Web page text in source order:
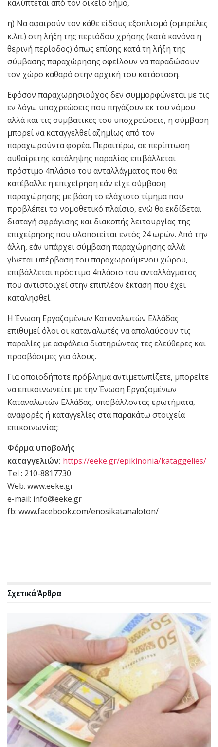
καλύπτεται από τον οικείο δήμο,
η) Να αφαιρούν τον κάθε είδους εξοπλισμό (ομπρέλες
κ.λπ.) στη λήξη της περιόδου χρήσης (κατά κανόνα η
θερινή περίοδος) όπως επίσης κατά τη λήξη της
σύμβασης παραχώρησης οφείλουν να παραδώσουν
τον χώρο καθαρό στην αρχική του κατάσταση.
Εφόσον παραχωρησιούχος δεν συμμορφώνεται με τις
εν λόγω υποχρεώσεις που πηγάζουν εκ του νόμου
αλλά και τις συμβατικές του υποχρεώσεις, η σύμβαση
μπορεί να καταγγελθεί αζημίως από τον
παραχωρούντα φορέα. Περαιτέρω, σε περίπτωση
αυθαίρετης κατάληψης παραλίας επιβάλλεται
πρόστιμο 4πλάσιο του ανταλλάγματος που θα
κατέβαλλε η επιχείρηση εάν είχε σύμβαση
παραχώρησης με βάση το ελάχιστο τίμημα που
προβλέπει το νομοθετικό πλαίσιο, ενώ θα εκδίδεται
διαταγή σφράγισης και διακοπής λειτουργίας της
επιχείρησης που υλοποιείται εντός 24 ωρών. Από την
άλλη, εάν υπάρχει σύμβαση παραχώρησης αλλά
γίνεται υπέρβαση του παραχωρούμενου χώρου,
επιβάλλεται πρόστιμο 4πλάσιο του ανταλλάγματος
που αντιστοιχεί στην επιπλέον έκταση που έχει
καταληφθεί.
Η Ένωση Εργαζομένων Καταναλωτών Ελλάδας
επιθυμεί όλοι οι καταναλωτές να απολαύσουν τις
παραλίες με ασφάλεια διατηρώντας τες ελεύθερες και
προσβάσιμες για όλους.
Για οποιοδήποτε πρόβλημα αντιμετωπίζετε, μπορείτε
να επικοινωνείτε με την Ένωση Εργαζομένων
Καταναλωτών Ελλάδας, υποβάλλοντας ερωτήματα,
αναφορές ή καταγγελίες στα παρακάτω στοιχεία
επικοινωνίας:
Φόρμα υποβολής
καταγγελιών: https://eeke.gr/epikinonia/kataggelies/
Τel : 210-8817730
Web: www.eeke.gr
e-mail: info@eeke.gr
fb: www.facebook.com/enosikatanaloton/
ΣχετικάΆρθρα